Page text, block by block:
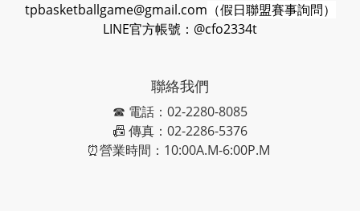
tpbasketballgame@gmail.com （假日聯盟賽事詢問）
LINE官方帳號：@cfo2334t
聯絡我們
☎ 電話：02-2280-8085
📠 傳真：02-2286-5376
⏰營業時間：10:00A.M-6:00P.M